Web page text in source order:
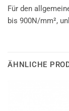
Für den
bis 900N/mm²,
ÄHNLICHE